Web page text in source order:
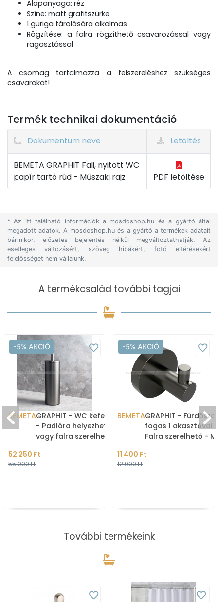
Alapanyaga: réz
Színe: matt grafitszürke
1 guriga tárolására alkalmas
Rögzítése: a falra rögzíthető csavarozással vagy
ragasztással
A csomag tartalmazza a felszereléshez szükséges
csavarokat!
Termék technikai dokumentáció
Dokumentum neve Letöltés
BEMETA GRAPHIT Fali, nyitott WC
papír tartó rúd - Műszaki rajz
PDF letöltése
* Az itt található információk a mosdoshop.hu és a gyártó által
megadott adatok. A mosdoshop.hu és a gyártó a termékek adatait
bármikor, előzetes bejelentés nélkül megváltoztathatják. Az
esetleges változásért, szöveg hibákért, fotó eltérésekért
felelősséget nem vállalunk.
A termékcsalád további tagjai
-5% AKCIÓ
BEMETAGRAPHIT - WC kefe tartó
- Padlóra helyezhető
vagy falra szerelhető -
(156313067)
52 250 Ft
55 000 Ft
-5% AKCIÓ
BEMETAGRAPHIT -
fogas 1 akasztóval -
Falra szerelhető -
11 400 Ft
12 000 Ft
További termékeink